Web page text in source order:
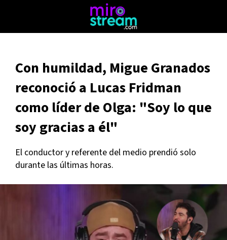
Con humildad, Migue Granados
reconoció a Lucas Fridman
como líder de Olga: "Soy lo que
soy gracias a él"
El conductor y referente del medio prendió solo
durante las últimas horas.